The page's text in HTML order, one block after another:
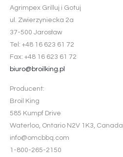
Agrimpex Grilluj i Gotuj
ul. Zwierzyniecka 2a
37-500 Jarosław
Tel: +48 16 623 61 72
Fax: +48 16 623 61 72
biuro@broilking.pl
Producent:
Broil King
585 Kumpf Drive
Waterloo, Ontario N2V 1K3, Canada
info@omcbbq.com
1-800-265-2150